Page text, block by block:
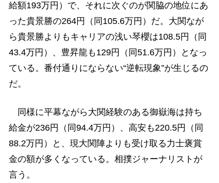
給額193万円）で、それに次ぐのが関脇の地位にあ
った貴景勝の264円（同105.6万円）だ。大関なが
ら貴景勝よりもキャリアの浅い琴櫻は108.5円（同
43.4万円）、豊昇龍も129円（同51.6万円）となっ
ている。番付通りにならない“逆転現象”が生じるの
だ。
同様に平幕ながら大関経験のある御嶽海は持ち
給金が236円（同94.4万円）、高安も220.5円（同
88.2万円）と、現大関陣よりも受け取る力士褒賞
金の額が多くなっている。相撲ジャーナリストが
言う。